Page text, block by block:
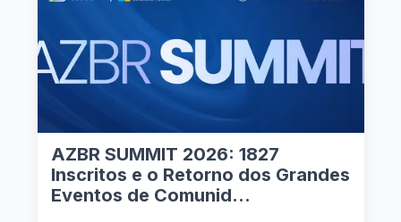
AZBR SUMMIT 2026: 1827
Inscritos e o Retorno dos Grandes
Eventos de Comunid...